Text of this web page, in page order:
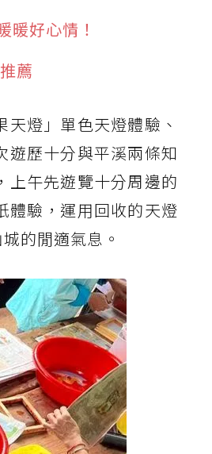
暖好心情！
薦
燈」單色天燈體驗、
遊歷十分與平溪兩條知
上午先遊覽十分周邊的
體驗，運用回收的天燈
的閒適氣息。